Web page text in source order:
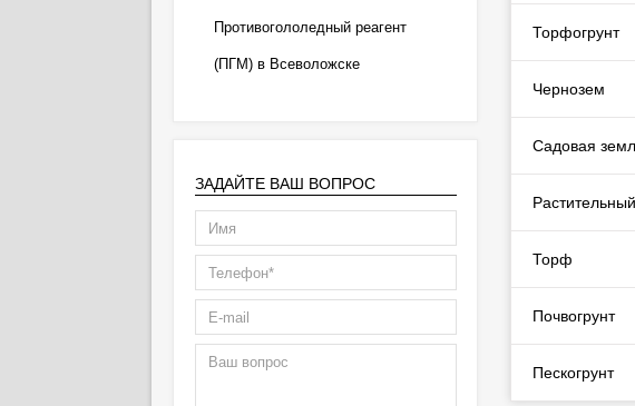
Торфогрунт
Чернозем
Садовая
Торф
Почвогрунт
Пескогрунт
Противогололедный реагент
(ПГМ) в Всеволожске
ЗАДАЙТЕ ВАШ ВОПРОС